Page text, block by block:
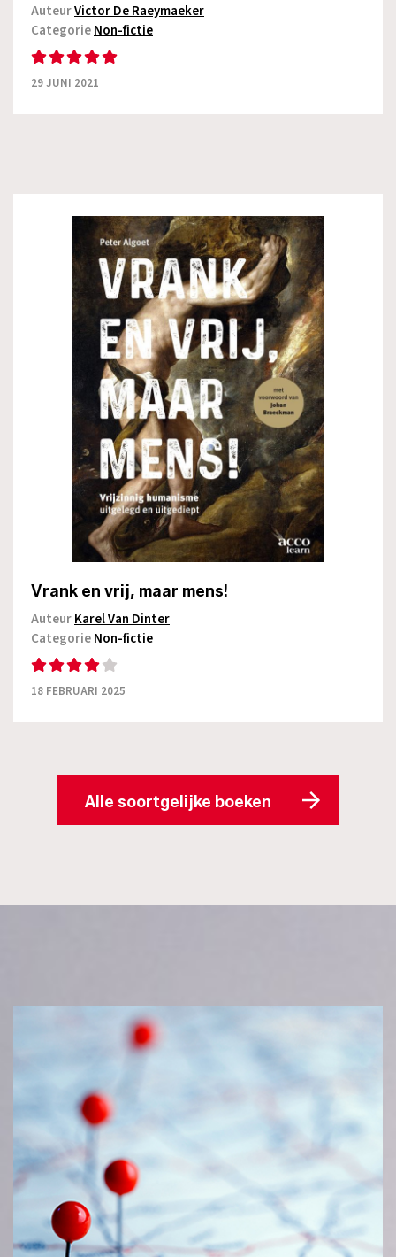
AuteurVictor De Raeymaeker
CategorieNon-fictie
29 JUNI 2021
Vrank en vrij, maar mens!
AuteurKarel Van Dinter
CategorieNon-fictie
18 FEBRUARI 2025
Alle soortgelijke boeken